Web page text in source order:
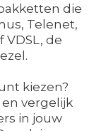
die
Telenet,
VDSL, de
kiezen?
vergelijk
in jouw